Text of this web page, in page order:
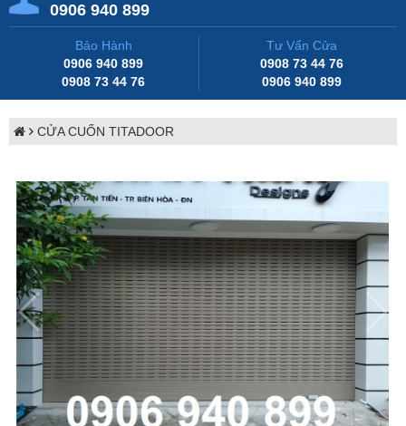
0906 940 899
Bảo Hành
0906 940 899
0908 73 44 76
Tư Vấn Cửa
0908 73 44 76
0906 940 899
CỬA CUỐN TITADOOR